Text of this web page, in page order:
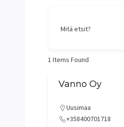
Mitä etsit?
1 Items Found
Vanno Oy
Uusimaa
+358400701718